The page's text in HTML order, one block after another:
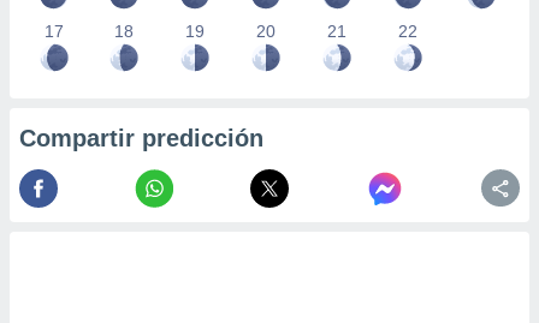
17 18 19 20 21 22
Compartir predicción